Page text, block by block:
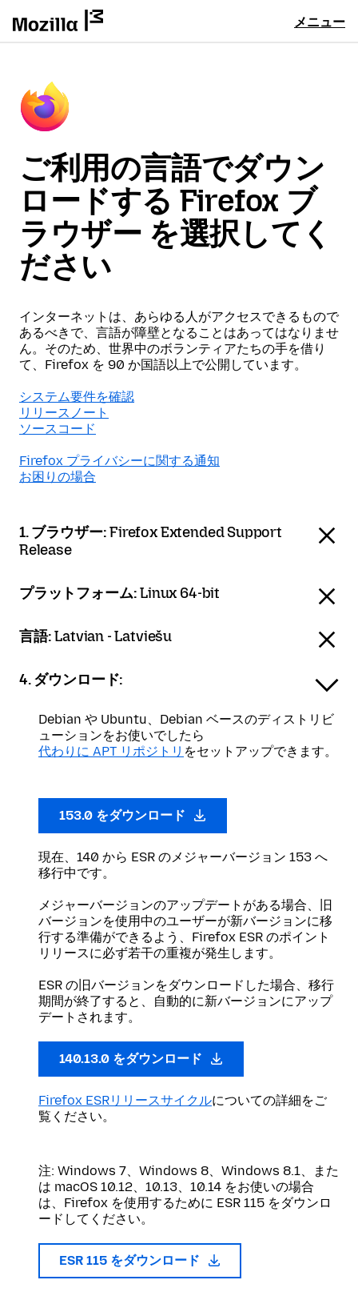
メニュー
ご利用の言語でダウン
ロードする Firefox ブ
ラウザー を選択してく
ださい
インターネットは、あらゆる人がアクセスできるもので
あるべきで、言語が障壁となることはあってはなりませ
ん。そのため、世界中のボランティアたちの手を借り
て、Firefox を 90 か国語以上で公開しています。
システム要件を確認
リリースノート
ソースコード
Firefox プライバシーに関する通知
お困りの場合
1. ブラウザー:Firefox Extended Support
Release
プラットフォーム:Linux 64-bit
言語:Latvian - Latviešu
4. ダウンロード:
Debian や Ubuntu、Debian ベースのディストリビ
ューションをお使いでしたら
代わりに APT リポジトリ をセットアップできます。
153.0 をダウンロード
現在、140 から ESR のメジャーバージョン 153 へ
移行中です。
メジャーバージョンのアップデートがある場合、旧
バージョンを使用中のユーザーが新バージョンに移
行する準備ができるよう、Firefox ESR のポイント
リリースに必ず若干の重複が発生します。
ESR の旧バージョンをダウンロードした場合、移行
期間が終了すると、自動的に新バージョンにアップ
デートされます。
140.13.0 をダウンロード
Firefox ESRリリースサイクルについての詳細をご
覧ください。
注: Windows 7、Windows 8、Windows 8.1、また
は macOS 10.12、10.13、10.14 をお使いの場合
は、Firefox を使用するために ESR 115 をダウンロ
ードしてください。
ESR 115 をダウンロード